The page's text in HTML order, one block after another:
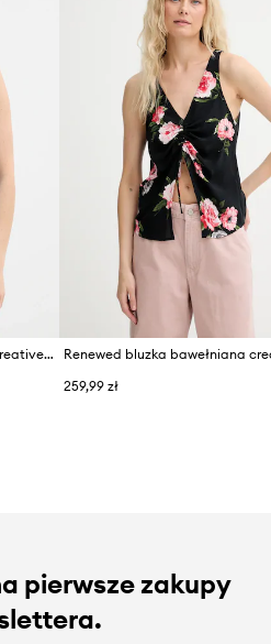
Renewed bluzka bawełniana creative upcycling
259,99 zł
pierwsze zakupy